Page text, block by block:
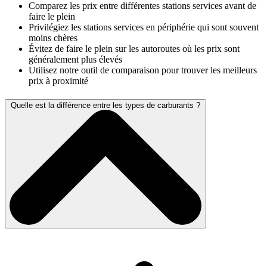
Comparez les prix entre différentes stations services avant de
faire le plein
Privilégiez les stations services en périphérie qui sont souvent
moins chères
Évitez de faire le plein sur les autoroutes où les prix sont
généralement plus élevés
Utilisez notre outil de comparaison pour trouver les meilleurs
prix à proximité
Quelle est la différence entre les types de carburants ?